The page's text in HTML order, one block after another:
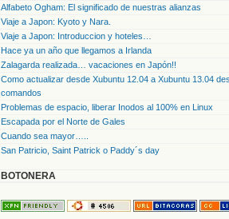
Alfabeto Ogham: El significado de nuestras alianzas
Viaje a Japon: Kyoto y Nara.
Viaje a Japon: Introduccion y hoteles…
Hace ya un año que llegamos a Irlanda
Zalagarda realizada… vacaciones en Japón!!
Como actualizar desde Xubuntu 12.04 a Xubuntu 13.04
comandos
Problemas de espacio, liberar Inodos al 100% en Linux
Escapada por el Norte de Gales
Cuando sea mayor…..
San Patricio, Saint Patrick o Paddy´s day
BOTONERA